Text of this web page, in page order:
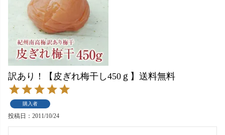
訳あり！【皮ぎれ梅干し450ｇ】送料無料
購入者
投稿日 2011/10/24